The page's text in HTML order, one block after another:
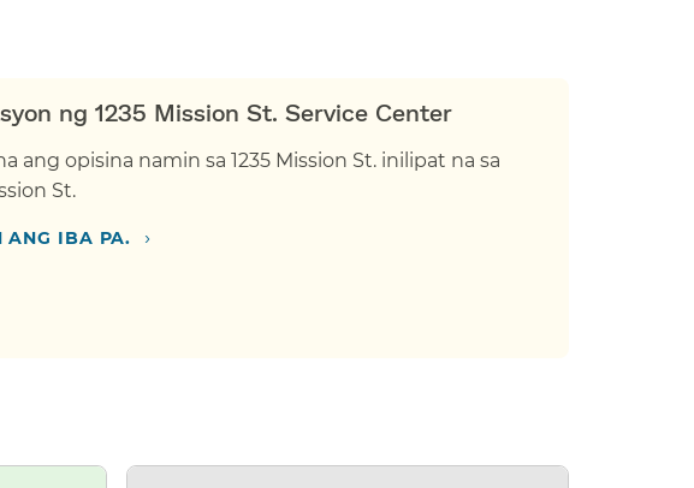
ng 1235 Mission St. Service Center​​
ang opisina namin sa 1235 Mission St. inilipat na sa
St.​​
ANG IBA PA.​​ ›​​